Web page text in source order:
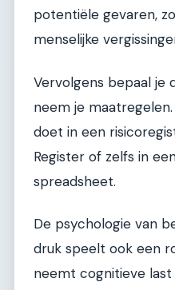
potentiële gevaren,
menselijke
Vervolgens bepaal je
neem je
doet in een
Register of zelfs in
spreadsheet.
De psychologie van
druk speelt ook een
neemt cognitieve last